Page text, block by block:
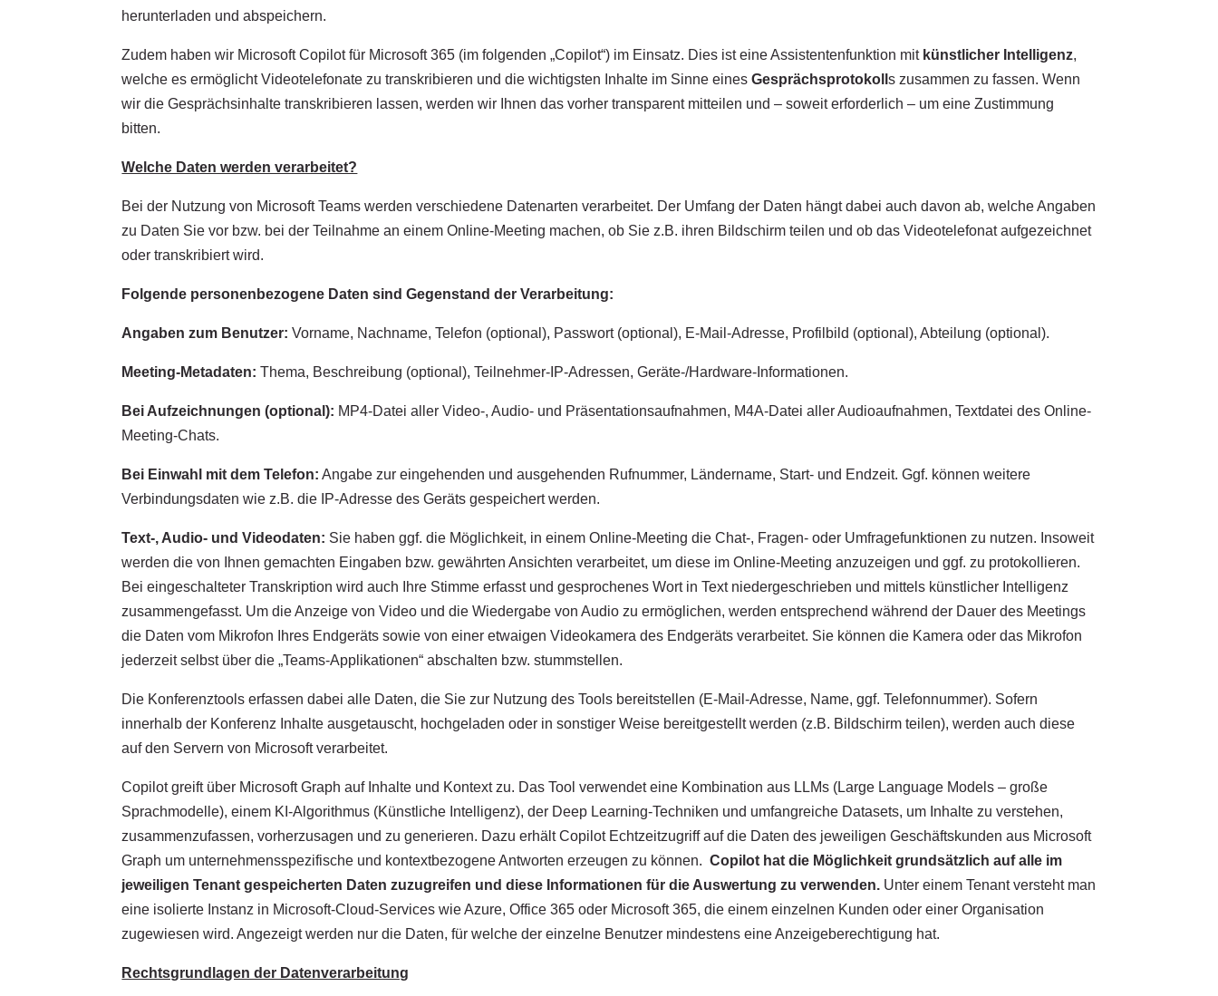
herunterladen und abspeichern.
Zudem haben wir Microsoft Copilot für Microsoft 365 (im folgenden „Copilot“) im Einsatz. Dies ist eine Assistentenfunktion mit künstlicher Intelligenz,
welche es ermöglicht Videotelefonate zu transkribieren und die wichtigsten Inhalte im Sinne einesGesprächsprotokolls zusammen zu fassen. Wenn
wir die Gesprächsinhalte transkribieren lassen, werden wir Ihnen das vorher transparent mitteilen und – soweit erforderlich – um eine Zustimmung
bitten.
Welche Daten werden verarbeitet?
Bei der Nutzung von Microsoft Teams werden verschiedene Datenarten verarbeitet. Der Umfang der Daten hängt dabei auch davon ab, welche Angaben
zu Daten Sie vor bzw. bei der Teilnahme an einem Online-Meeting machen, ob Sie z.B. ihren Bildschirm teilen und ob das Videotelefonat aufgezeichnet
oder transkribiert wird.
Folgende personenbezogene Daten sind Gegenstand der Verarbeitung:
Angaben zum Benutzer: Vorname, Nachname, Telefon (optional), Passwort (optional), E-Mail-Adresse, Profilbild (optional), Abteilung (optional).
Meeting-Metadaten: Thema, Beschreibung (optional), Teilnehmer-IP-Adressen, Geräte-/Hardware-Informationen.
Bei Aufzeichnungen (optional): MP4-Datei aller Video-, Audio- und Präsentationsaufnahmen, M4A-Datei aller Audioaufnahmen, Textdatei des Online-
Meeting-Chats.
Bei Einwahl mit dem Telefon: Angabe zur eingehenden und ausgehenden Rufnummer, Ländername, Start- und Endzeit. Ggf. können weitere
Verbindungsdaten wie z.B. die IP-Adresse des Geräts gespeichert werden.
Text-, Audio- und Videodaten: Sie haben ggf. die Möglichkeit, in einem Online-Meeting die Chat-, Fragen- oder Umfragefunktionen zu nutzen. Insoweit
werden die von Ihnen gemachten Eingaben bzw. gewährten Ansichten verarbeitet, um diese im Online-Meeting anzuzeigen und ggf. zu protokollieren.
Bei eingeschalteter Transkription wird auch Ihre Stimme erfasst und gesprochenes Wort in Text niedergeschrieben und mittels künstlicher Intelligenz
zusammengefasst. Um die Anzeige von Video und die Wiedergabe von Audio zu ermöglichen, werden entsprechend während der Dauer des Meetings
die Daten vom Mikrofon Ihres Endgeräts sowie von einer etwaigen Videokamera des Endgeräts verarbeitet. Sie können die Kamera oder das Mikrofon
jederzeit selbst über die „Teams-Applikationen“ abschalten bzw. stummstellen.
Die Konferenztools erfassen dabei alle Daten, die Sie zur Nutzung des Tools bereitstellen (E-Mail-Adresse, Name, ggf. Telefonnummer). Sofern
innerhalb der Konferenz Inhalte ausgetauscht, hochgeladen oder in sonstiger Weise bereitgestellt werden (z.B. Bildschirm teilen), werden auch diese
auf den Servern von Microsoft verarbeitet.
Copilot greift über Microsoft Graph auf Inhalte und Kontext zu. Das Tool verwendet eine Kombination aus LLMs (Large Language Models – große
Sprachmodelle), einem KI-Algorithmus (Künstliche Intelligenz), der Deep Learning-Techniken und umfangreiche Datasets, um Inhalte zu verstehen,
zusammenzufassen, vorherzusagen und zu generieren. Dazu erhält Copilot Echtzeitzugriff auf die Daten des jeweiligen Geschäftskunden aus Microsoft
Graph um unternehmensspezifische und kontextbezogene Antworten erzeugen zu können.Copilot hat die Möglichkeit grundsätzlich auf alle im
jeweiligen Tenant gespeicherten Daten zuzugreifen und diese Informationen für die Auswertung zu verwenden. Unter einem Tenant versteht man
eine isolierte Instanz in Microsoft-Cloud-Services wie Azure, Office 365 oder Microsoft 365, die einem einzelnen Kunden oder einer Organisation
zugewiesen wird. Angezeigt werden nur die Daten, für welche der einzelne Benutzer mindestens eine Anzeigeberechtigung hat.
Rechtsgrundlagen der Datenverarbeitung